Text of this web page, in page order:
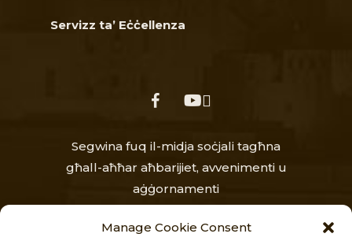
Manage Cookie Consent
Servizz ta’ Eċċellenza
facebookyoutube
Segwina fuq il-midja soċjali tagħna
għall-aħħar aħbarijiet, avvenimenti u
aġġornamenti